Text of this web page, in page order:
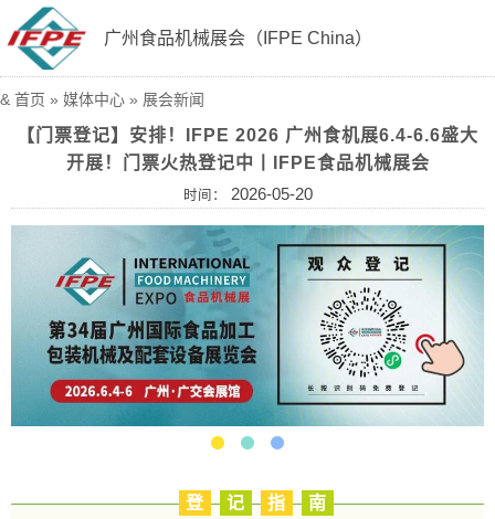
广州食品机械展会（IFPE China）
& 首页 » 媒体中心 » 展会新闻
【门票登记】安排！IFPE 2026 广州食机展6.4-6.6盛大
开展！门票火热登记中丨IFPE食品机械展会
时间： 2026-05-20
登 记 指 南